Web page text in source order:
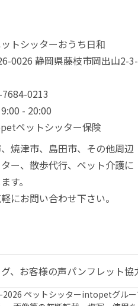
ットシッターおうち日和
0026 静岡県藤枝市岡出山2-3-
7684-0213
9:00 - 20:00
ペットシッター保険
焼津市、島田市、その他周辺
ー、散歩代行、ペット介護に
す。
にお問い合わせ下さい。
、お客様の声パンフレット協
ペットシッターintopetグルー